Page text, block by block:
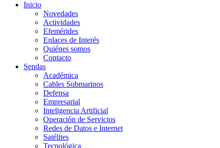
Inicio
Novedades
Actividades
Efemérides
Enlaces de Interés
Quiénes somos
Contacto
Sendas
Académica
Cables Submarinos
Defensa
Empresarial
Inteligencia Artificial
Operación de Servicios
Redes de Datos e Internet
Satélites
Tecnológica